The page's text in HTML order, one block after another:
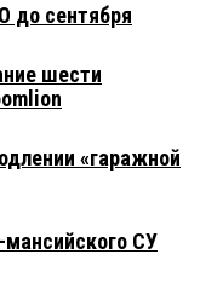
до сентября
шести
«гаражной
СУ